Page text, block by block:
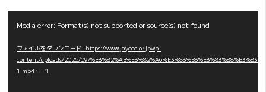
Media error: Format(s) not supported or source(s) not found
ファイルをダウンロード: https://www.jaycee.or.jpwp-
content/uploads/2025/09/
1.mp4?_=1